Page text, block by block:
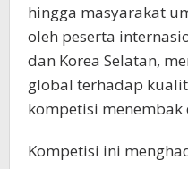
hingga masyarakat
oleh peserta
dan Korea Selatan,
global terhadap
kompetisi menembak
Kompetisi ini